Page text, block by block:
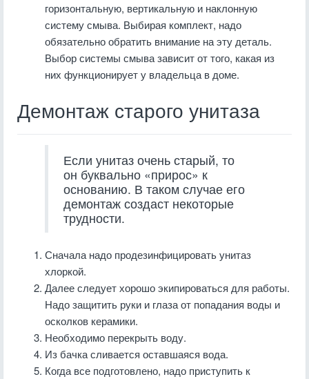
горизонтальную, вертикальную и наклонную
систему смыва. Выбирая комплект, надо
обязательно обратить внимание на эту деталь.
Выбор системы смыва зависит от того, какая из
них функционирует у владельца в доме.
Демонтаж старого унитаза
Если унитаз очень старый, то
он буквально «прирос» к
основанию. В таком случае его
демонтаж создаст некоторые
трудности.
Сначала надо продезинфицировать унитаз
хлоркой.
Далее следует хорошо экипироваться для работы.
Надо защитить руки и глаза от попадания воды и
осколков керамики.
Необходимо перекрыть воду.
Из бачка сливается оставшаяся вода.
Когда все подготовлено, надо приступить к